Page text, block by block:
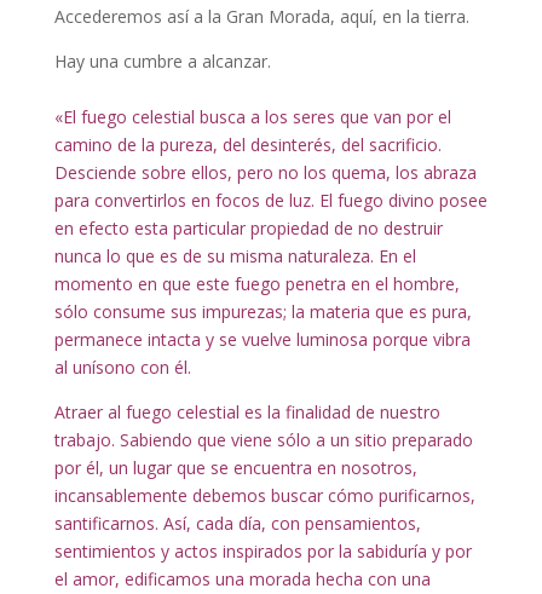
Accederemos así a la Gran Morada, aquí, en la tierra.
Hay una cumbre a alcanzar.
«El fuego celestial busca a los seres que van por el
camino de la pureza, del desinterés, del sacrificio.
Desciende sobre ellos, pero no los quema, los abraza
para convertirlos en focos de luz. El fuego divino posee
en efecto esta particular propiedad de no destruir
nunca lo que es de su misma naturaleza. En el
momento en que este fuego penetra en el hombre,
sólo consume sus impurezas; la materia que es pura,
permanece intacta y se vuelve luminosa porque vibra
al unísono con él.
Atraer al fuego celestial es la finalidad de nuestro
trabajo. Sabiendo que viene sólo a un sitio preparado
por él, un lugar que se encuentra en nosotros,
incansablemente debemos buscar cómo purificarnos,
santificarnos. Así, cada día, con pensamientos,
sentimientos y actos inspirados por la sabiduría y por
el amor, edificamos una morada hecha con una